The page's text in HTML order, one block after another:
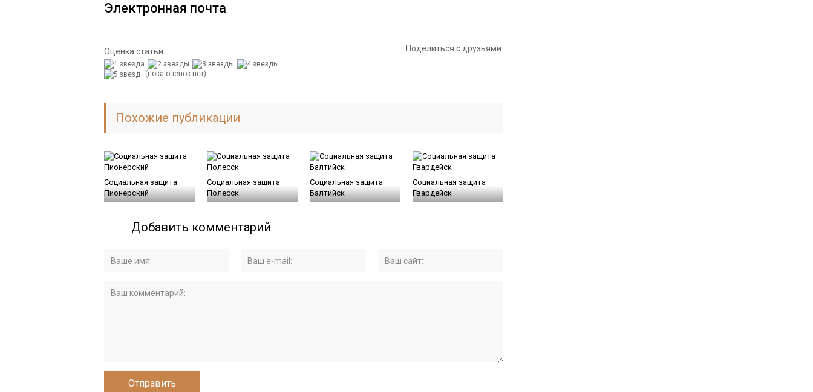
Электронная почта
Оценка статьи:
(пока оценок нет)
Поделиться с друзьями:
Похожие публикации
Социальная защита
Пионерский
Социальная защита
Полесск
Социальная защита
Балтийск
Социальная защита
Гвардейск
Добавить комментарий